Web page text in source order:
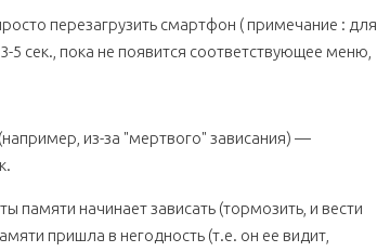
перезагрузить смартфон ( примечание : для
5 сек., пока не появится соответствующее меню,
из-за "мертвого" зависания) —
памяти начинает зависать (тормозить, и вести
пришла в негодность (т.е. он ее видит,